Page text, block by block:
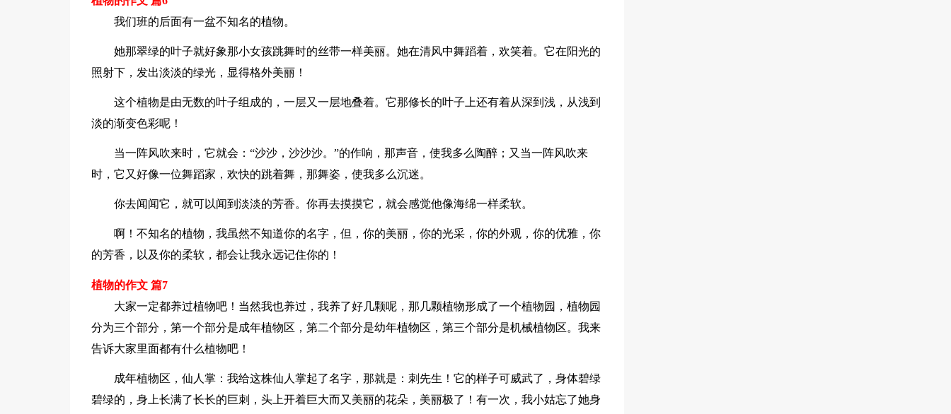
我们班的后面有一盆不知名的植物。
她那翠绿的叶子就好象那小女孩跳舞时的丝带一样美丽。她在清风中舞蹈着，欢笑着。它在阳光的
照射下，发出淡淡的绿光，显得格外美丽！
这个植物是由无数的叶子组成的，一层又一层地叠着。它那修长的叶子上还有着从深到浅，从浅到
淡的渐变色彩呢！
当一阵风吹来时，它就会：“沙沙，沙沙沙。”的作响，那声音，使我多么陶醉；又当一阵风吹来
时，它又好像一位舞蹈家，欢快的跳着舞，那舞姿，使我多么沉迷。
你去闻闻它，就可以闻到淡淡的芳香。你再去摸摸它，就会感觉他像海绵一样柔软。
啊！不知名的植物，我虽然不知道你的名字，但，你的美丽，你的光采，你的外观，你的优雅，你
的芳香，以及你的柔软，都会让我永远记住你的！
植物的作文 篇7
大家一定都养过植物吧！当然我也养过，我养了好几颗呢，那几颗植物形成了一个植物园，植物园
分为三个部分，第一个部分是成年植物区，第二个部分是幼年植物区，第三个部分是机械植物区。我来
告诉大家里面都有什么植物吧！
成年植物区，仙人掌：我给这株仙人掌起了名字，那就是：刺先生！它的样子可威武了，身体碧绿
碧绿的，身上长满了长长的巨刺，头上开着巨大而又美丽的花朵，美丽极了！有一次，我小姑忘了她身